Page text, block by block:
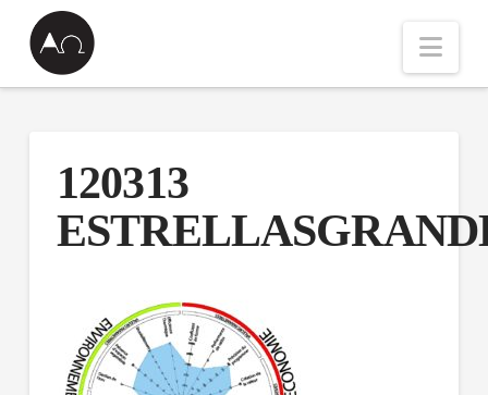
120313